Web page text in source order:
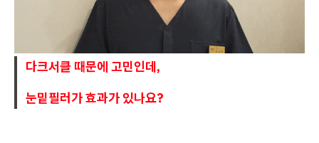
다크서클 때문에 고민인데,
눈밑필러가 효과가 있나요?